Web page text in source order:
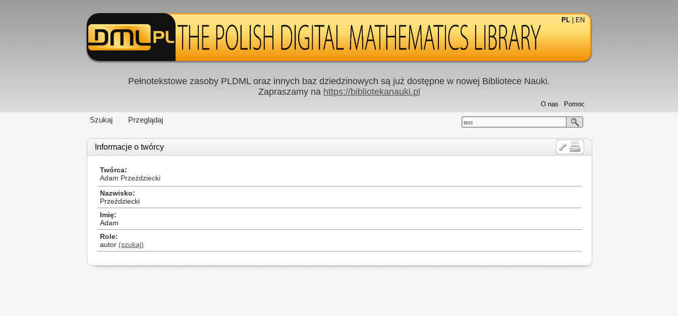
PL EN
Pełnotekstowe zasoby PLDML oraz innych baz dziedzinowych są już dostępne w nowej Bibliotece Nauki.
Zapraszamy na https://bibliotekanauki.pl
Szukaj Przeglądaj
Pomoc
O nas
test
Informacje o twórcy
Twórca
Adam Przeździecki
Nazwisko
Przeździecki
Imię
Adam
Role
autor (szukaj)